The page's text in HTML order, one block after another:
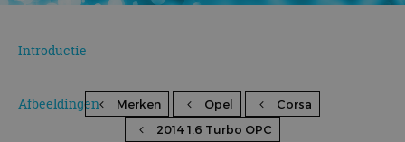
Adverteren
Contact
Introductie
Afbeeldingen Merken Opel
Corsa
2014 1.6 Turbo OPC